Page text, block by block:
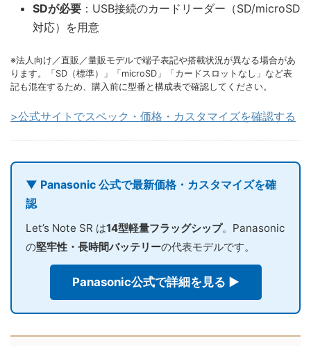
SDが必要 ：USB接続のカードリーダー（SD/microSD
対応）を用意
※法人向け／直販／量販モデルで端子表記や搭載状況が異なる場合があ
ります。「SD（標準）」「microSD」「カードスロットなし」など表
記も混在するため、購入前に型番と構成表で確認してください。
>公式サイトでスペック・価格・カスタマイズを確認する
▼ Panasonic 公式で最新価格・カスタマイズを確
認
Let’s Note SR は14型軽量フラッグシップ。Panasonic
の堅牢性・長時間バッテリーの代表モデルです。
Panasonic公式で詳細を見る ▶